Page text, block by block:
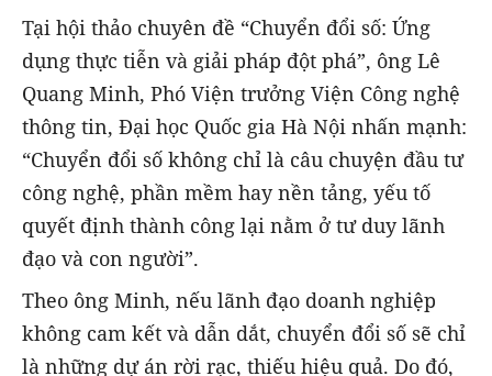
Tại hội thảo chuyên đề “Chuyển đổi số: Ứng
dụng thực tiễn và giải pháp đột phá”, ông Lê
Quang Minh, Phó Viện trưởng Viện Công nghệ
thông tin, Đại học Quốc gia Hà Nội nhấn mạnh:
“Chuyển đổi số không chỉ là câu chuyện đầu tư
công nghệ, phần mềm hay nền tảng, yếu tố
quyết định thành công lại nằm ở tư duy lãnh
đạo và con người”.
Theo ông Minh, nếu lãnh đạo doanh nghiệp
không cam kết và dẫn dắt, chuyển đổi số sẽ chỉ
là những dự án rời rạc, thiếu hiệu quả. Do đó,